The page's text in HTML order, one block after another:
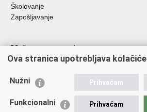
Školovanje
Zapošljavanje
Važne poveznice
Ministarstvo unutarnjih poslova
Udruge
Policijska akademija
Ova stranica upotrebljava kolačiće
Nužni Prihvaćam
Funkcionalni Prihvaćam